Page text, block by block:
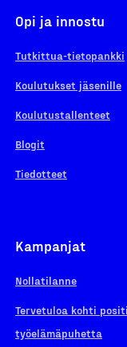
Opi ja innostu
Tutkittua-tietopankki
Koulutukset jäsenille
Koulutustallenteet
Blogit
Tiedotteet
Kampanjat
Nollatilanne
Tervetuloa kohti
työelämäpuhetta